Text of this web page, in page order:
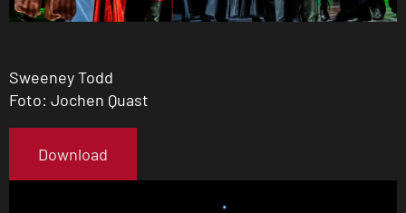
Sweeney Todd
Foto: Jochen Quast
Download